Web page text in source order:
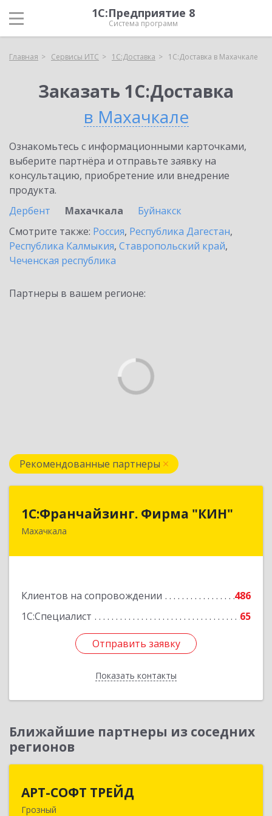
1С:Предприятие 8
Система программ
Главная Сервисы ИТС 1С:Доставка 1С:Доставка в Махачкале
Заказать 1С:Доставка
в Махачкале
Ознакомьтесь с информационными карточками,
выберите партнёра и отправьте заявку на
консультацию, приобретение или внедрение
продукта.
Дербент
Махачкала
Буйнакск
Смотрите также: Россия, Республика Дагестан,
Республика Калмыкия, Ставропольский край,
Чеченская республика
Партнеры в вашем регионе:
Рекомендованные партнеры
1С:Франчайзинг. Фирма "КИН"
Махачкала
Клиентов на сопровождении
486
1С:Специалист
65
Отправить заявку
Показать контакты
1С:Франчайзинг. Фирма "КИН"
367030, Дагестан Респ, Махачкала г, И.Казака
Отправить заявку
Назад
Ближайшие партнеры из соседних
регионов
АРТ-СОФТ ТРЕЙД
Грозный
364013, Чеченская Респ, Грозный г, Полярников